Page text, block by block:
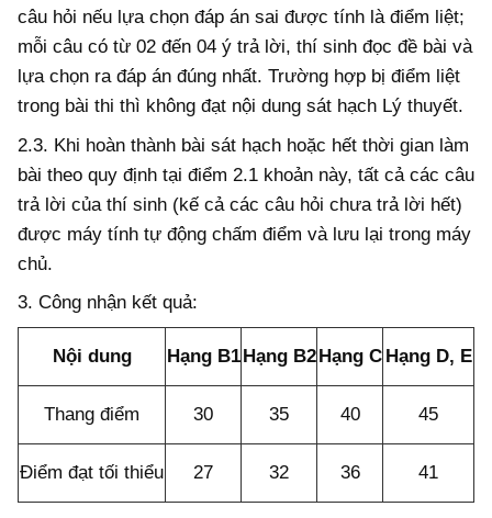
câu hỏi nếu lựa chọn đáp án sai được tính là điểm liệt;
mỗi câu có từ 02 đến 04 ý trả lời, thí sinh đọc đề bài và
lựa chọn ra đáp án đúng nhất. Trường hợp bị điểm liệt
trong bài thi thì không đạt nội dung sát hạch Lý thuyết.
2.3. Khi hoàn thành bài sát hạch hoặc hết thời gian làm
bài theo quy định tại điểm 2.1 khoản này, tất cả các câu
trả lời của thí sinh (kế cả các câu hỏi chưa trả lời hết)
được máy tính tự động chấm điểm và lưu lại trong máy
chủ.
3. Công nhận kết quả:
Nội dung Hạng B1Hạng B2Hạng C Hạng D, E
Thang điểm 30 35 40 45
Điểm đạt tối thiểu 27 32 36 41